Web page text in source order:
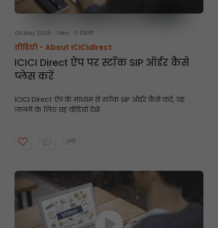
08 May 2026 1 Min 0 देखना
वीडियो - About ICICIdirect
ICICI Direct ऐप पर स्टॉक SIP ऑर्डर कैसे
प्लेस करें
ICICI Direct ऐप के माध्यम से स्टॉक SIP ऑर्डर कैसे करें, यह
जानने के लिए यह वीडियो देखें